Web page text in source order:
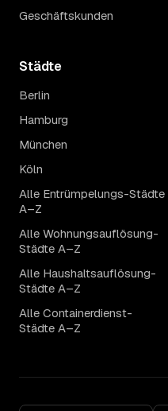
Geschäftskunden
Städte
Berlin
Hamburg
München
Köln
Alle Entrümpelungs-Städte
A–Z
Alle Wohnungsauflösung-
Städte A–Z
Alle Haushaltsauflösung-
Städte A–Z
Alle Containerdienst-
Städte A–Z